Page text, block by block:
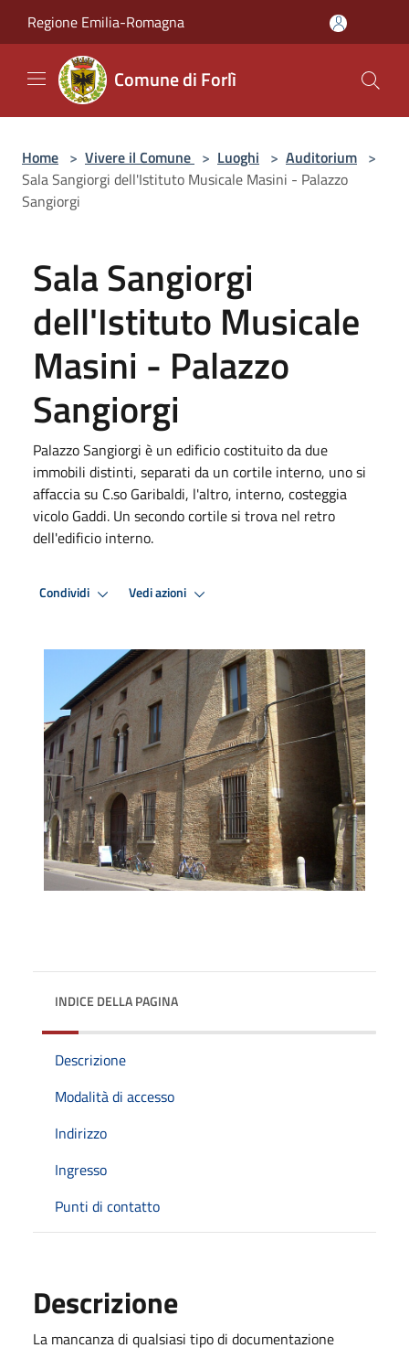
Regione Emilia-Romagna
Comune di Forlì
Home > Vivere il Comune > Luoghi > Auditorium >
Sala Sangiorgi dell'Istituto Musicale Masini - Palazzo
Sangiorgi
Sala Sangiorgi
dell'Istituto Musicale
Masini - Palazzo
Sangiorgi
Palazzo Sangiorgi è un edificio costituito da due
immobili distinti, separati da un cortile interno, uno si
affaccia su C.so Garibaldi, l'altro, interno, costeggia
vicolo Gaddi. Un secondo cortile si trova nel retro
dell'edificio interno.
Condividi Vedi azioni
INDICE DELLA PAGINA
Descrizione
Modalità di accesso
Indirizzo
Ingresso
Punti di contatto
Descrizione
La mancanza di qualsiasi tipo di documentazione